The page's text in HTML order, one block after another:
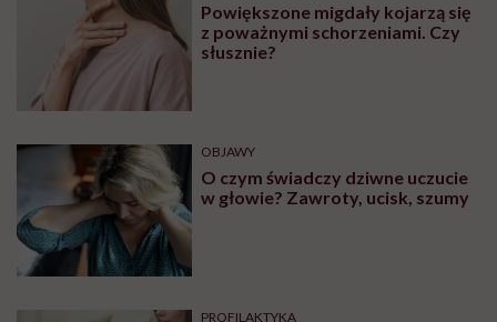
Powiększone migdały kojarzą się
z poważnymi schorzeniami. Czy
słusznie?
OBJAWY
O czym świadczy dziwne uczucie
w głowie? Zawroty, ucisk, szumy
PROFILAKTYKA